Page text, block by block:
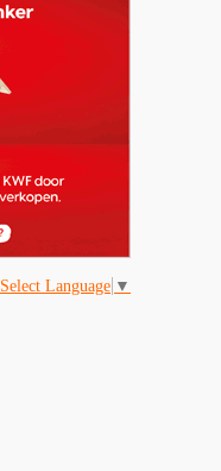
Select Language ▼